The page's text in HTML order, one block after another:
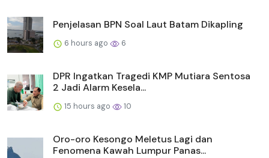
Penjelasan BPN Soal Laut Batam Dikapling
6 hours ago 6
DPR Ingatkan Tragedi KMP Mutiara Sentosa
2 Jadi Alarm Kesela...
15 hours ago 10
Oro-oro Kesongo Meletus Lagi dan
Fenomena Kawah Lumpur Panas...